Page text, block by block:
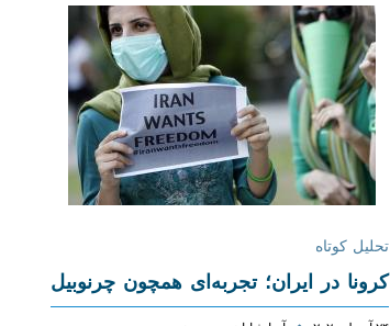
تحلیل کوتاه
کرونا در ایران؛ تجربه‌ای همچون چرنوبیل